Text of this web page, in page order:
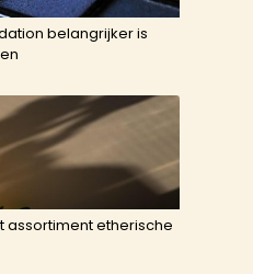
belangrijker is
assortiment etherische